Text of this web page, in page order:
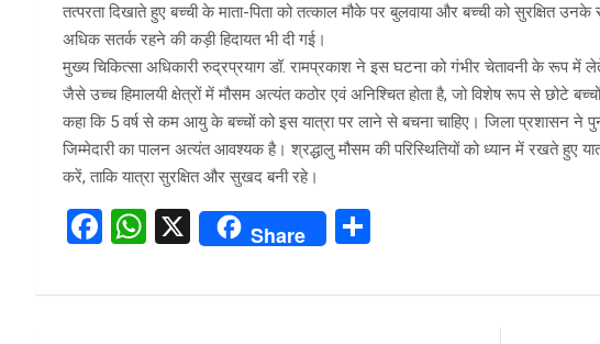
तत्परता दिखाते हुए बच्ची के माता-पिता को तत्काल मौके पर बुलवाया और बच्ची को सुरक्षित उनके
अधिक सतर्क रहने की कड़ी हिदायत भी दी गई।
मुख्य चिकित्सा अधिकारी रुद्रप्रयाग डॉ. रामप्रकाश ने इस घटना को गंभीर चेतावनी के रूप
जैसे उच्च हिमालयी क्षेत्रों में मौसम अत्यंत कठोर एवं अनिश्चित होता है, जो विशेष रूप से छोटे
कहा कि 5 वर्ष से कम आयु के बच्चों को इस यात्रा पर लाने से बचना चाहिए। जिला प्रशासन ने
जिम्मेदारी का पालन अत्यंत आवश्यक है। श्रद्धालु मौसम की परिस्थितियों को ध्यान में रखते हुए
करें, ताकि यात्रा सुरक्षित और सुखद बनी रहे।
F
ce
W
at
X Share
ar